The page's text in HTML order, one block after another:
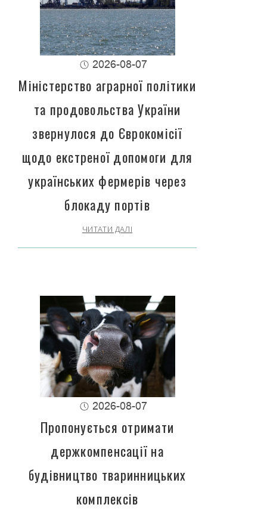
2026-08-07
Міністерство аграрної політики
та продовольства України
звернулося до Єврокомісії
щодо екстреної допомоги для
українських фермерів через
блокаду портів
ЧИТАТИ ДАЛІ
2026-08-07
Пропонується отримати
держкомпенсації на
будівництво тваринницьких
комплексів